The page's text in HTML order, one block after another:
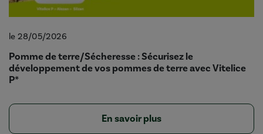
le 28/05/2026
Pomme de terre/Sécheresse : Sécurisez le
développement de vos pommes de terre avec Vitelice
P*
En savoir plus